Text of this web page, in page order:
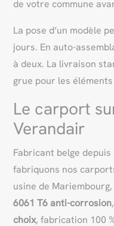
de votre commune
La pose d’un modèle
jours. En auto-
à deux. La livraison
grue pour les
Le carport
Verandair
Fabricant belge
fabriquons nos
usine de
6061 T6 anti-corrosion,
choix, fabrication 100